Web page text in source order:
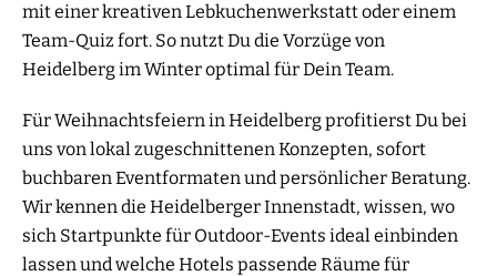
mit einer kreativen Lebkuchenwerkstatt oder einem
Team-Quiz fort. So nutzt Du die Vorzüge von
Heidelberg im Winter optimal für Dein Team.
Für Weihnachtsfeiern in Heidelberg profitierst Du bei
uns von lokal zugeschnittenen Konzepten, sofort
buchbaren Eventformaten und persönlicher Beratung.
Wir kennen die Heidelberger Innenstadt, wissen, wo
sich Startpunkte für Outdoor-Events ideal einbinden
lassen und welche Hotels passende Räume für